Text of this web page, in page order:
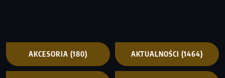
AKCESORIA (180) AKTUALNOŚCI (1464)